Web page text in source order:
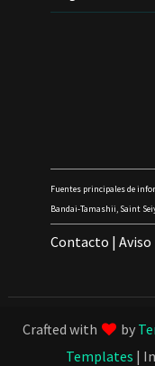
Fuentes principales de
Bandai-Tamashii, Saint
Contacto |
Crafted with by
Templates |